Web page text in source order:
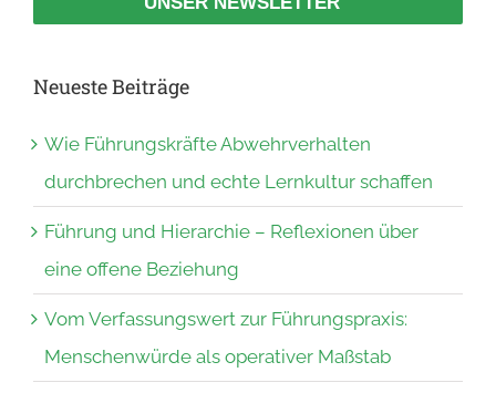
Neueste Beiträge
Wie Führungskräfte Abwehrverhalten
durchbrechen und echte Lernkultur schaffen
Führung und Hierarchie – Reflexionen über
eine offene Beziehung
Vom Verfassungswert zur Führungspraxis:
Menschenwürde als operativer Maßstab